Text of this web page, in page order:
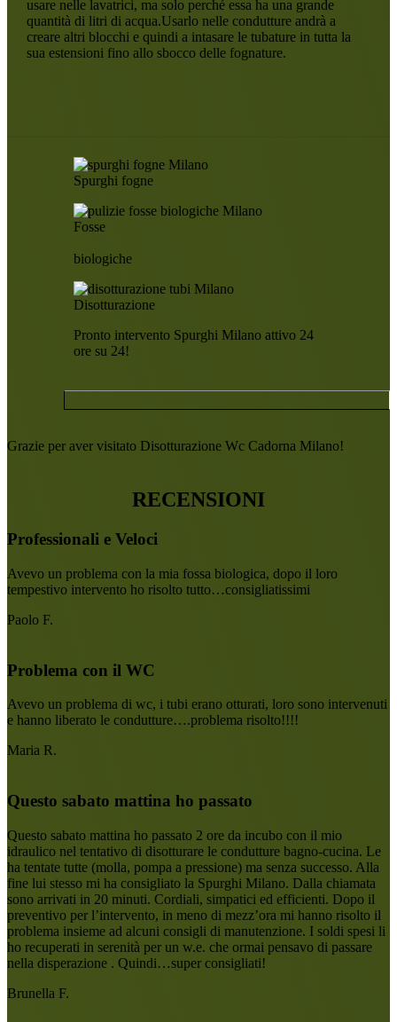
usare nelle lavatrici, ma solo perché essa ha una grande
quantità di litri di acqua.Usarlo nelle condutture andrà a
creare altri blocchi e quindi a intasare le tubature in tutta la
sua estensioni fino allo sbocco delle fognature.
Spurghi fogne
Fosse
biologiche
Disotturazione
Pronto intervento Spurghi Milano attivo 24
ore su 24!
Grazie per aver visitato Disotturazione Wc Cadorna Milano!
RECENSIONI
Professionali e Veloci
Avevo un problema con la mia fossa biologica, dopo il loro
tempestivo intervento ho risolto tutto…consigliatissimi
Paolo F.
Problema con il WC
Avevo un problema di wc, i tubi erano otturati, loro sono intervenuti
e hanno liberato le condutture….problema risolto!!!!
Maria R.
Questo sabato mattina ho passato
Questo sabato mattina ho passato 2 ore da incubo con il mio
idraulico nel tentativo di disotturare le condutture bagno-cucina. Le
ha tentate tutte (molla, pompa a pressione) ma senza successo. Alla
fine lui stesso mi ha consigliato la Spurghi Milano. Dalla chiamata
sono arrivati in 20 minuti. Cordiali, simpatici ed efficienti. Dopo il
preventivo per l’intervento, in meno di mezz’ora mi hanno risolto il
problema insieme ad alcuni consigli di manutenzione. I soldi spesi li
ho recuperati in serenità per un w.e. che ormai pensavo di passare
nella disperazione . Quindi…super consigliati!
Brunella F.